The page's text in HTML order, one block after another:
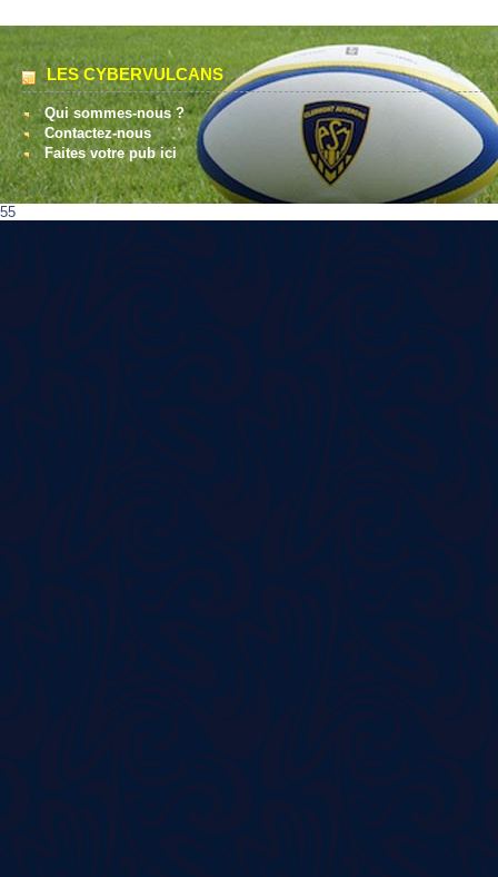
LES CYBERVULCANS
Qui sommes-nous ?
Contactez-nous
Faites votre pub ici
55